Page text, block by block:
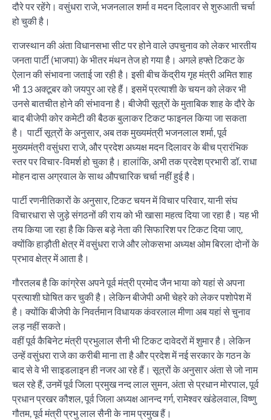
दौरे पर रहेंगे। वसुंधरा राजे, भजनलाल शर्मा व मदन दिलावर से शुरुआती चर्चा
हो चुकी है।
राजस्थान की अंता विधानसभा सीट पर होने वाले उपचुनाव को लेकर भारतीय
जनता पार्टी (भाजपा) के भीतर मंथन तेज हो गया है। अगले हफ्ते टिकट के
ऐलान की संभावना जताई जा रही है। इसी बीच केंद्रीय गृह मंत्री अमित शाह
भी 13 अक्टूबर को जयपुर आ रहे हैं। इसमें प्रत्याशी के चयन को लेकर भी
उनसे बातचीत होने की संभावना है। बीजेपी सूत्रों के मुताबिक शाह के दौरे के
बाद बीजेपी कोर कमेटी की बैठक बुलाकर टिकट फाइनल किया जा सकता
है। पार्टी सूत्रों के अनुसार, अब तक मुख्यमंत्री भजनलाल शर्मा, पूर्व
मुख्यमंत्री वसुंधरा राजे, और प्रदेश अध्यक्ष मदन दिलावर के बीच प्रारंभिक
स्तर पर विचार-विमर्श हो चुका है। हालांकि, अभी तक प्रदेश प्रभारी डॉ. राधा
मोहन दास अग्रवाल के साथ औपचारिक चर्चा नहीं हुई है।
पार्टी रणनीतिकारों के अनुसार, टिकट चयन में विचार परिवार, यानी संघ
विचारधारा से जुड़े संगठनों की राय को भी खासा महत्व दिया जा रहा है। यह भी
तय किया जा रहा है कि किस बड़े नेता की सिफारिश पर टिकट दिया जाए,
क्योंकि हाड़ौती क्षेत्र में वसुंधरा राजे और लोकसभा अध्यक्ष ओम बिरला दोनों के
प्रभाव क्षेत्र में आता है।
गौरतलब है कि कांग्रेस अपने पूर्व मंत्री प्रमोद जैन भाया को यहां से अपना
प्रत्याशी घोषित कर चुकी है। लेकिन बीजेपी अभी चेहरे को लेकर पशोपेश में
है। क्योंकि बीजेपी के निवर्तमान विधायक कंवरलाल मीणा अब यहां से चुनाव
लड़ नहीं सकते।
वहीं पूर्व कैबिनेट मंत्री प्रभुलाल सैनी भी टिकट दावेदरों में शुमार है। लेकिन
उन्हें वसुंधरा राजे का करीबी माना ता है और प्रदेश में नई सरकार के गठन के
बाद से वे भी साइडलाइन ही नजर आ रहे हैं। सूत्रों के अनुसार अंता से जो नाम
चल रहे हैं, उनमें पूर्व जिला प्रमुख नन्द लाल सुमन, अंता से प्रधान मोरपाल, पूर्व
प्रधान प्रखर कौशल, पूर्व जिला अध्यक्ष आनन्द गर्ग, रामेश्वर खंडेलवाल, विष्णु
गौतम, पूर्व मंत्री प्रभु लाल सैनी के नाम प्रमुख हैं।